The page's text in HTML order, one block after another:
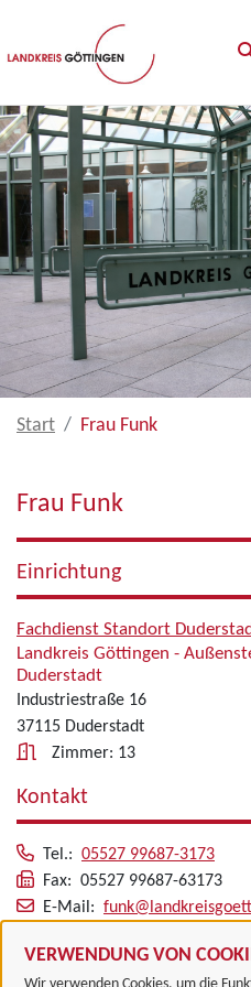
Zum Hauptinhalt springen
VERWENDUNG VON
Start Frau Funk
Frau Funk
Einrichtung
Fachdienst Standort
Landkreis Göttingen -
Duderstadt
Industriestraße 16
37115 Duderstadt
Zimmer: 13
Kontakt
Tel.: 05527 99687-3173
Fax: 05527 99687-63173
E-Mail:
Alle zugeordneten